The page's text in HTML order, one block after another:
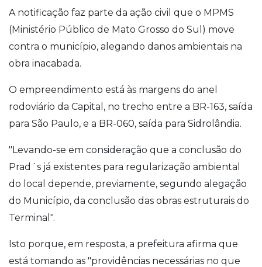
A notificação faz parte da ação civil que o MPMS
(Ministério Público de Mato Grosso do Sul) move
contra o município, alegando danos ambientais na
obra inacabada.
O empreendimento está às margens do anel
rodoviário da Capital, no trecho entre a BR-163, saída
para São Paulo, e a BR-060, saída para Sidrolândia.
"Levando-se em consideração que a conclusão do
Prad´s já existentes para regularização ambiental
do local depende, previamente, segundo alegação
do Município, da conclusão das obras estruturais do
Terminal".
Isto porque, em resposta, a prefeitura afirma que
está tomando as "providências necessárias no que